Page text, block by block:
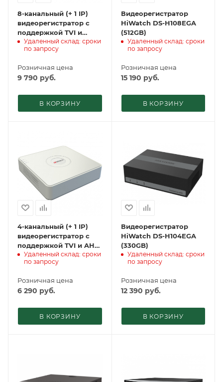
8-канальный (+ 1 IP)
видеорегистратор с
поддержкой TVI и
AHD– HiWatch DS-
H108G
Удаленный склад: сроки
по запросу
Розничная цена
9 790 руб.
В КОРЗИНУ
Видеорегистратор
HiWatch DS-H108EGA
(512GB)
Удаленный склад: сроки
по запросу
Розничная цена
15 190 руб.
В КОРЗИНУ
4-канальный (+ 1 IP)
видеорегистратор с
поддержкой TVI и AHD:
HiWatch DS-H104G
Удаленный склад: сроки
по запросу
Розничная цена
6 290 руб.
В КОРЗИНУ
Видеорегистратор
HiWatch DS-H104EGA
(330GB)
Удаленный склад: сроки
по запросу
Розничная цена
12 390 руб.
В КОРЗИНУ